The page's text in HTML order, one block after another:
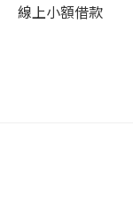
線上小額借款